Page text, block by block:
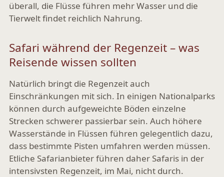
überall, die Flüsse führen mehr Wasser und die
Tierwelt findet reichlich Nahrung.
Safari während der Regenzeit – was
Reisende wissen sollten
Natürlich bringt die Regenzeit auch
Einschränkungen mit sich. In einigen Nationalparks
können durch aufgeweichte Böden einzelne
Strecken schwerer passierbar sein. Auch höhere
Wasserstände in Flüssen führen gelegentlich dazu,
dass bestimmte Pisten umfahren werden müssen.
Etliche Safarianbieter führen daher Safaris in der
intensivsten Regenzeit, im Mai, nicht durch.